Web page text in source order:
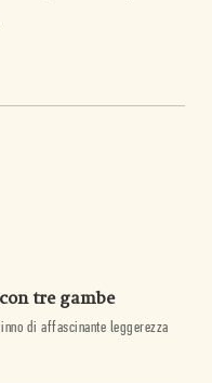
tre gambe
di affascinante leggerezza